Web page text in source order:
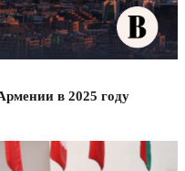
в 2025 году